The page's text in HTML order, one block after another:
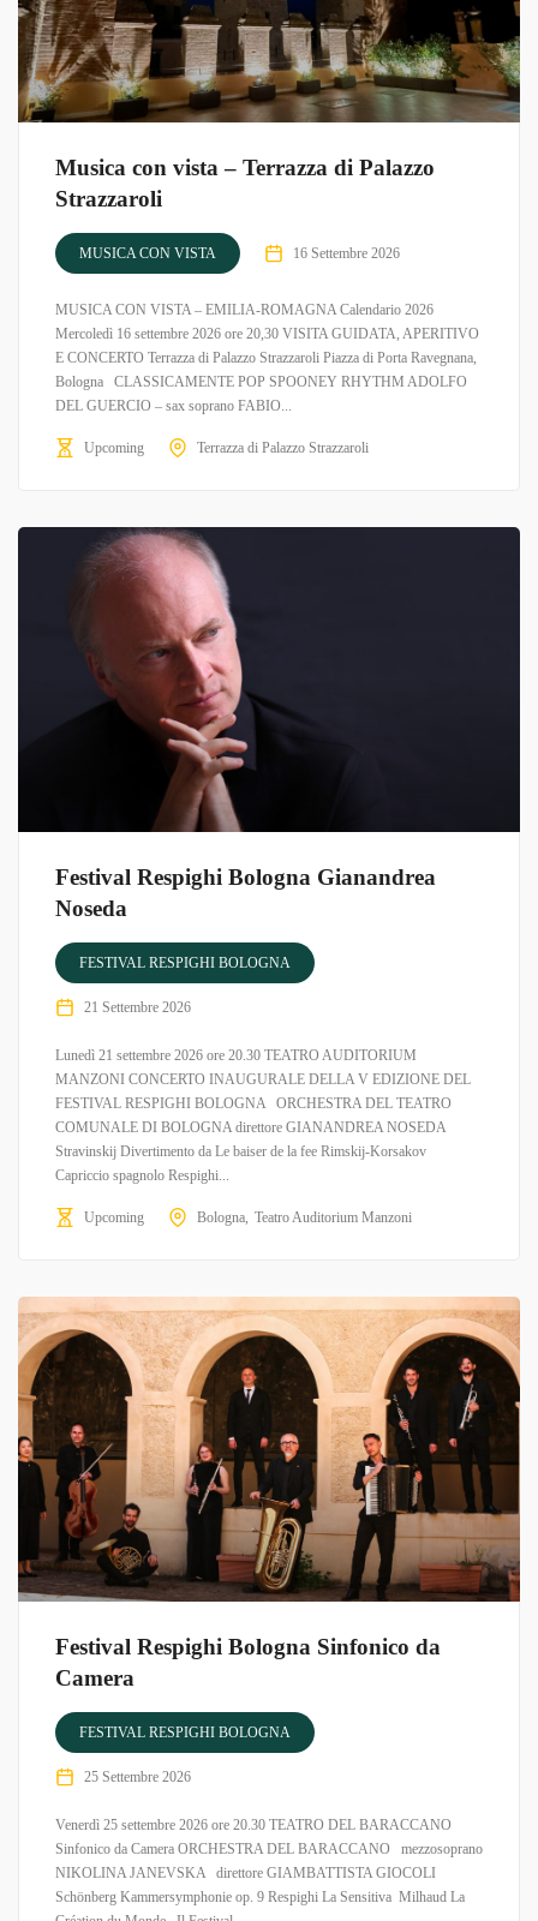
Musica con vista – Terrazza di Palazzo
Strazzaroli
MUSICA CON VISTA 16 Settembre 2026
MUSICA CON VISTA – EMILIA-ROMAGNA Calendario 2026
Mercoledì 16 settembre 2026 ore 20,30 VISITA GUIDATA, APERITIVO
E CONCERTO Terrazza di Palazzo Strazzaroli Piazza di Porta Ravegnana,
Bologna CLASSICAMENTE POP SPOONEY RHYTHM ADOLFO
DEL GUERCIO – sax soprano FABIO...
Upcoming Terrazza di Palazzo Strazzaroli
Festival Respighi Bologna Gianandrea
Noseda
FESTIVAL RESPIGHI BOLOGNA
21 Settembre 2026
Lunedì 21 settembre 2026 ore 20.30 TEATRO AUDITORIUM
MANZONI CONCERTO INAUGURALE DELLA V EDIZIONE DEL
FESTIVAL RESPIGHI BOLOGNA ORCHESTRA DEL TEATRO
COMUNALE DI BOLOGNA direttore GIANANDREA NOSEDA
Stravinskij Divertimento da Le baiser de la fee Rimskij-Korsakov
Capriccio spagnolo Respighi...
Upcoming Bologna Teatro Auditorium Manzoni
Festival Respighi Bologna Sinfonico da
Camera
FESTIVAL RESPIGHI BOLOGNA
25 Settembre 2026
Venerdì 25 settembre 2026 ore 20.30 TEATRO DEL BARACCANO
Sinfonico da Camera ORCHESTRA DEL BARACCANO mezzosoprano
NIKOLINA JANEVSKA direttore GIAMBATTISTA GIOCOLI
Schönberg Kammersymphonie op. 9 Respighi La Sensitiva ​ Milhaud La